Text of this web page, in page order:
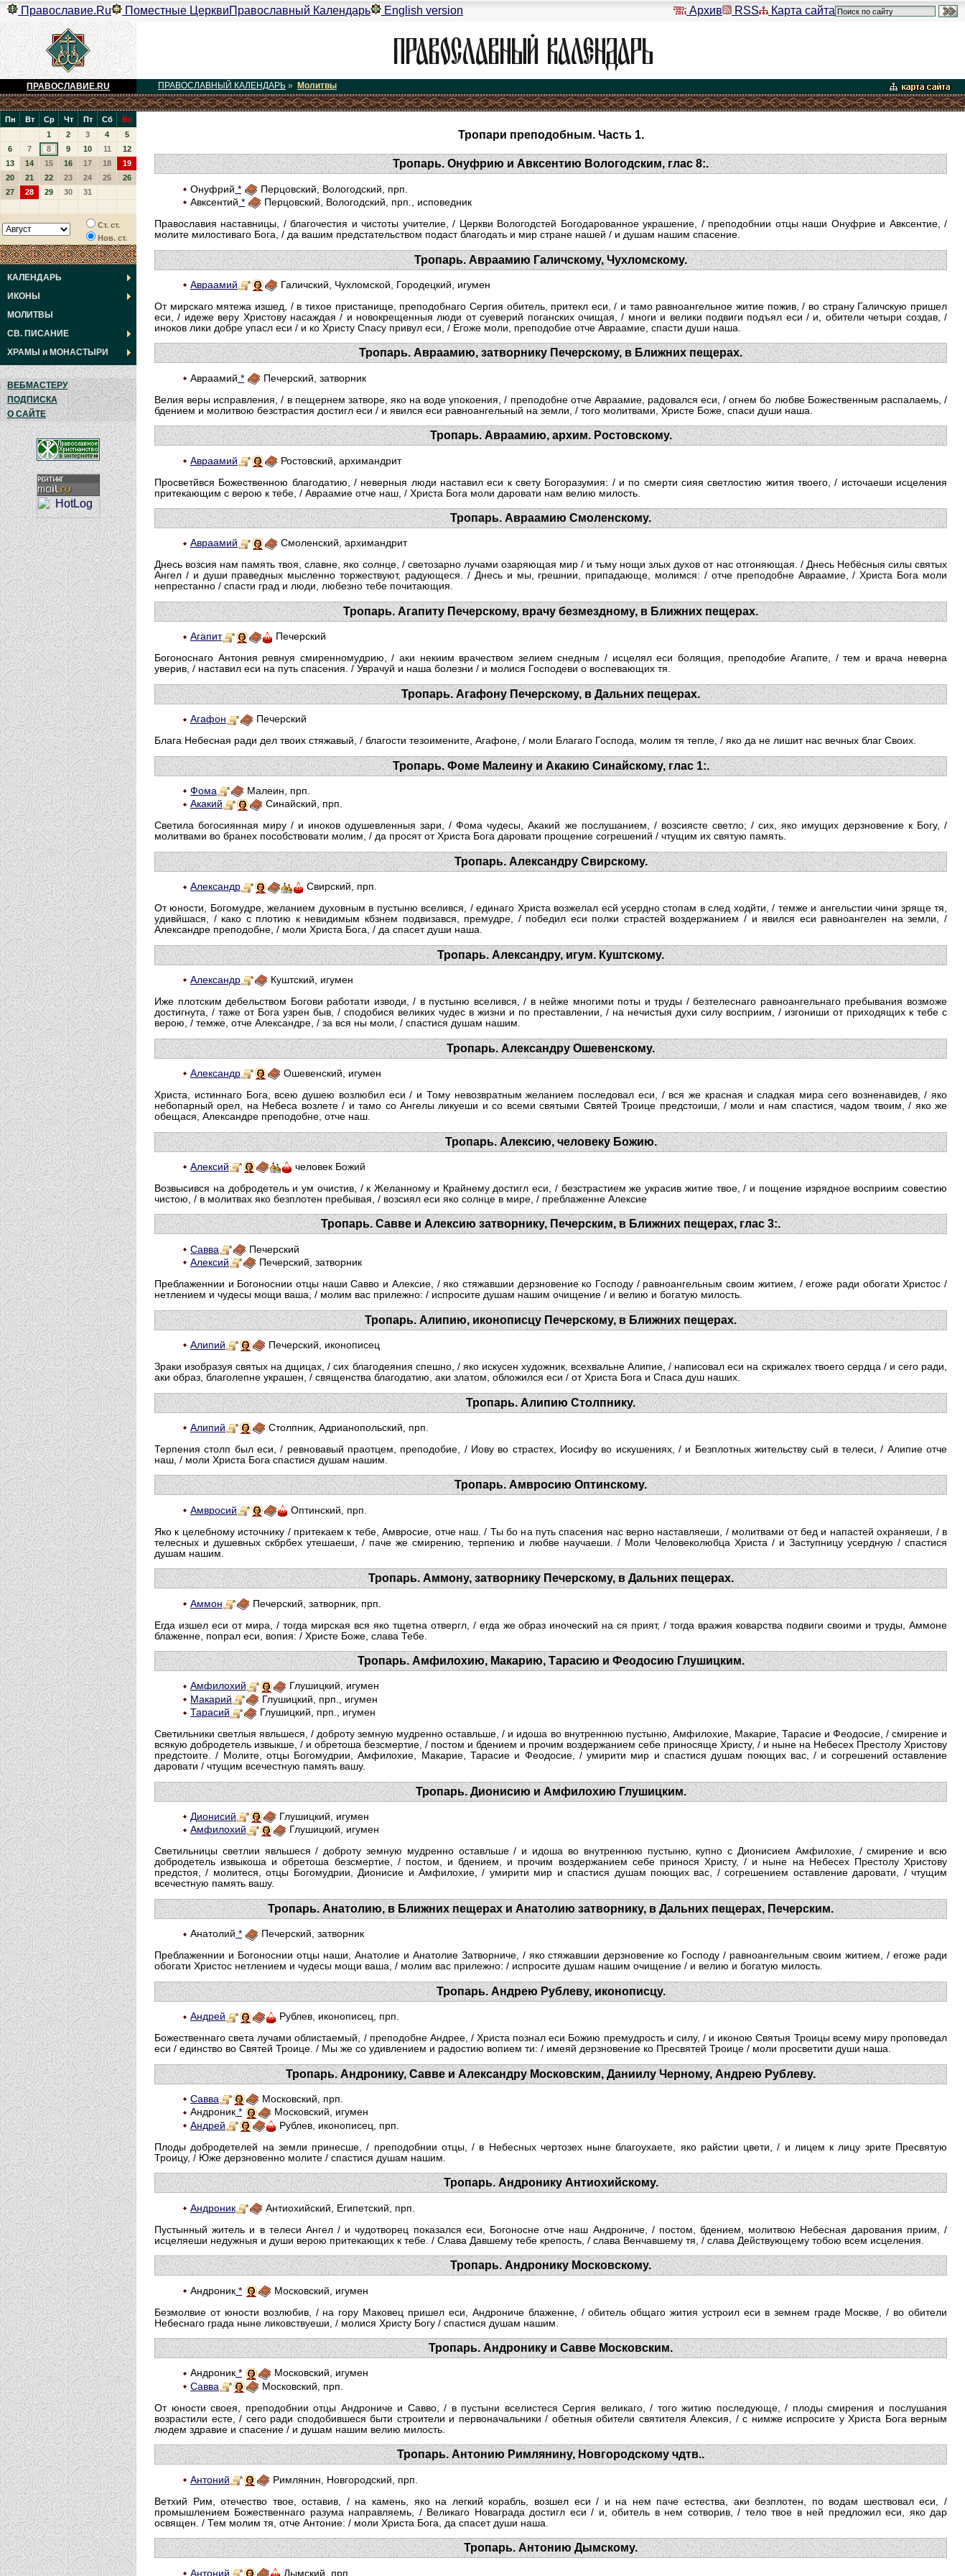
Архив RSS Карта сайта
Православие.Ru Поместные ЦерквиПравославный Календарь English version
ПРАВОСЛАВИЕ.RU ПРАВОСЛАВНЫЙ КАЛЕНДАРЬ » Молитвы
Пн Вт Ср Чт Пт Сб
Вс
1
2 3 4
5
6
7 8 9 10 11
12
13
14 15 16 17 18
19
20
21 22 23 24 25
26
27
28 29 30 31
Ст. ст.
Нов. ст.
КАЛЕНДАРЬ
ИКОНЫ
МОЛИТВЫ
СВ. ПИСАНИЕ
ХРАМЫ и МОНАСТЫРИ
ВЕБМАСТЕРУ
ПОДПИСКА
О САЙТЕ
Тропари преподобным. Часть 1.
Тропарь. Онуфрию и Авксентию Вологодским, глас 8:.
Онуфрий *
Перцовский, Вологодский, прп.
Авксентий *
Перцовский, Вологодский, прп., исповедник
Православия наставницы, / благоче­стия и чистоты учителие, / Церкви Вологодстей Богодарованное украшение, / преподобнии отцы наши Онуфрие и Авксентие, /
молите милостиваго Бога, / да вашим предстательством подаст благо­дать и мир стране нашей / и душам на­шим спасение.
Тропарь. Авраамию Галичскому, Чухломскому.
Авраамий
Галичский, Чухломской, Городецкий, игумен
От мирскаго мятежа изшед, / в тихое пристанище, преподобнаго Сергия обитель, притекл еси, / и тамо равноангельное житие пожив, / во страну Галичскую пришел
еси, / идеже веру Христову насаждая / и новокрещенныя люди от суеверий поганских очищая, / многи и велики подвиги подъял еси / и, обители четыри создав, /
иноков лики добре упасл еси / и ко Христу Спасу привул еси, / Егоже моли, преподобие отче Авраамие, спасти души наша.
Тропарь. Авраамию, затворнику Печерскому, в Ближних пещерах.
Авраамий *
Печерский, затворник
Велия веры исправления, / в пещернем затворе, яко на воде упокоения, / преподобне отче Авраамие, радовался еси, / огнем бо любве Божественным распалаемь, /
бдением и молитвою безстрастия достигл еси / и явился еси равноангельный на земли, / того молитвами, Христе Боже, спаси души наша.
Тропарь. Авраамию, архим. Ростовскому.
Авраамий
Ростовский, архимандрит
Просветйвся Божественною благодатию, / неверныя люди наставил еси к свету Богоразумия: / и по смерти сияя светлостию жития твоего, / источаеши исцеления
притекающим с верою к тебе, / Авраамие отче наш, / Христа Бога моли даровати нам велию милость.
Тропарь. Авраамию Смоленскому.
Авраамий
Смоленский, архимандрит
Днесь возсия нам память твоя, славне, яко солнце, / светозарно лучами озаряющая мир / и тьму нощи злых духов от нас отгоняющая. / Днесь Небёсныя силы святых
Ангел / и души праведных мысленно торжествуют, радующеся. / Днесь и мы, грешнии, припадающе, молимся: / отче преподобне Авраамие, / Христа Бога моли
непрестанно / спасти град и люди, любезно тебе почитающия.
Тропарь. Агапиту Печерскому, врачу безмездному, в Ближних пещерах.
Агапит
Печерский
Богоноснаго Антония ревнуя смиренномудрию, / аки некиим врачеством зелием снедным / исцелял еси болящия, преподобие Агапите, / тем и врача неверна
уверив, / наставил еси на путь спасения. / Уврачуй и наша болезни / и молися Господеви о воспевающих тя.
Тропарь. Агафону Печерскому, в Дальних пещерах.
Агафон
Печерский
Блага Небесная ради дел твоих стяжавый, / благости тезоимените, Агафоне, / моли Благаго Господа, молим тя тепле, / яко да не лишит нас вечных благ Своих.
Тропарь. Фоме Малеину и Акакию Синайскому, глас 1:.
Фома
Малеин, прп.
Акакий
Синайский, прп.
Светила богосиянная миру / и ино­ков одушевленныя зари, / Фома чудесы, Акакий же послушанием, / возсиясте светло; / сих, яко имущих дерзновение к Богу, /
молитвами во бранех пособствовати молим, / да просят от Христа Бога даровати прощение согрешений / чтущим их святую память.
Тропарь. Александру Свирскому.
Александр
Свирский, прп.
От юности, Богомудре, желанием духовным в пустыню вселився, / единаго Христа возжелал есй усердно стопам в след ходйти, / темже и ангельстии чини зряще тя,
удивйшася, / како с плотию к невидимым кбзнем подвизався, премудре, / победил еси полки страстей воздержанием / и явился еси равноангелен на земли, /
Александре преподобне, / моли Христа Бога, / да спасет души наша.
Тропарь. Александру, игум. Куштскому.
Александр
Куштский, игумен
Иже плотским дебельством Богови работати изводи, / в пустыню вселився, / в нейже многими поты и труды / безтелеснаго равноангельнаго пребывания возможе
достигнута, / таже от Бога узрен быв, / сподобися великих чудес в жизни и по преставлении, / на нечистыя духи силу восприим, / изгониши от приходящих к тебе с
верою, / темже, отче Александре, / за вся ны моли, / спастися душам нашим.
Тропарь. Александру Ошевенскому.
Александр
Ошевенский, игумен
Христа, истиннаго Бога, всею душею возлюбил еси / и Тому невозвратным желанием последовал еси, / вся же красная и сладкая мира сего возненавидев, / яко
небопарный орел, на Небеса возлете / и тамо со Ангелы ликуеши и со всеми святыми Святей Троице предстоиши, / моли и нам спастися, чадом твоим, / яко же
обещася, Александре преподобне, отче наш.
Тропарь. Алексию, человеку Божию.
Алексий
человек Божий
Возвысився на добродетель и ум очистив, / к Желанному и Крайнему достигл еси, / безстрастием же украсив житие твое, / и пощение изрядное восприим совестию
чистою, / в молитвах яко безплотен пребывая, / возсиял еси яко солнце в мире, / преблаженне Алексие
Тропарь. Савве и Алексию затворнику, Печерским, в Ближних пещерах, глас 3:.
Савва
Печерский
Алексий
Печерский, затворник
Преблаженнии и Богоноснии отцы наши Савво и Алексие, / яко стяжавшии дерзновение ко Господу / равноангельным своим житием, / егоже ради обогати Христос /
нетлением и чудесы мощи ваша, / молим вас прилежно: / испросите душам нашим очищение / и велию и богатую милость.
Тропарь. Алипию, иконописцу Печерскому, в Ближних пещерах.
Алипий
Печерский, иконописец
Зраки изобразуя святых на дщицах, / сих благодеяния спешно, / яко искусен художник, всехвальне Алипие, / написовал еси на скрижалех твоего сердца / и сего ради,
аки образ, благолепне украшен, / священства благодатию, аки златом, обложился еси / от Христа Бога и Спаса душ наших.
Тропарь. Алипию Столпнику.
Алипий
Столпник, Адрианопольский, прп.
Терпения столп был еси, / ревновавый праотцем, преподобие, / Иову во страстех, Иосифу во искушениях, / и Безплотных жительству сый в телеси, / Алипие отче
наш, / моли Христа Бога спастися душам нашим.
Тропарь. Амвросию Оптинскому.
Амвросий
Оптинский, прп.
Яко к целебному источнику / притекаем к тебе, Амвросие, отче наш. / Ты бо на путь спасения нас верно наставляеши, / молитвами от бед и напастей охраняеши, / в
телесных и душевных скбрбех утешаеши, / паче же смирению, терпению и любве научаеши. / Моли Человеколюбца Христа / и Заступницу усердную / спастися
душам нашим.
Тропарь. Аммону, затворнику Печерскому, в Дальних пещерах.
Аммон
Печерский, затворник, прп.
Егда изшел еси от мира, / тогда мирская вся яко тщетна отвергл, / егда же образ иноческий на ся прият, / тогда вражия коварства подвиги своими и труды, Аммоне
блаженне, попрал еси, вопия: / Христе Боже, слава Тебе.
Тропарь. Амфилохию, Макарию, Тарасию и Феодосию Глушицким.
Амфилохий
Глушицкий, игумен
Макарий
Глушицкий, прп., игумен
Тарасий
Глушицкий, прп., игумен
Светильники светлыя явльшеся, / доброту земную мудренно оставльше, / и идоша во внутреннюю пустыню, Амфилохие, Макарие, Тарасие и Феодосие, / смирение и
всякую добродетель извыкше, / и обретоша безсмертие, / постом и бдением и прочим воздержанием себе приносяще Христу, / и ныне на Небесех Престолу Христову
предстоите. / Молите, отцы Богомудрии, Амфилохие, Макарие, Тарасие и Феодосие, / умирити мир и спастися душам поющих вас, / и согрешений оставление
даровати / чтущим всечестную память вашу.
Тропарь. Дионисию и Амфилохию Глушицким.
Дионисий
Глушицкий, игумен
Амфилохий
Глушицкий, игумен
Светильницы светлии явльшеся / доброту земную мудренно оставльше / и идоша во внутреннюю пустыню, купно с Дионисием Амфилохие, / смирение и всю
добродетель извыкоша и обретоша безсмертие, / постом, и бдением, и прочим воздержанием себе принося Христу, / и ныне на Небесех Престолу Христову
предстоя, / молитеся, отцы Богомудрии, Дионисие и Амфилохие, / умирити мир и спастися душам поющих вас, / согрешением оставление даровати, / чтущим
всечестную память вашу.
Тропарь. Анатолию, в Ближних пещерах и Анатолию затворнику, в Дальних пещерах, Печерским.
Анатолий *
Печерский, затворник
Преблаженнии и Богоноснии отцы наши, Анатолие и Анатолие Затворниче, / яко стяжавшии дерзновение ко Гос­поду / равноангельным своим житием, / егоже ради
обогати Христос нетлением и чудесы мощи ваша, / молим вас прилежно: / испросите душам нашим очищение / и велию и богатую милость.
Тропарь. Андрею Рублеву, иконописцу.
Андрей
Рублев, иконописец, прп.
Божественнаго света лучами облистаемый, / преподобне Андрее, / Христа познал еси Божию премудрость и силу, / и иконою Святыя Троицы всему миру проповедал
еси / единство во Святей Троице. / Мы же со удивлением и радостию вопием ти: / имеяй дерзновение ко Пресвятей Троице / моли просветити души наша.
Тропарь. Андронику, Савве и Александру Московским, Даниилу Черному, Андрею Рублеву.
Савва
Московский, прп.
Андроник *
Московский, игумен
Андрей
Рублев, иконописец, прп.
Плоды добродетелей на земли принесше, / преподобнии отцы, / в Небесных чертозех ныне благоухаете, яко райстии цвети, / и лицем к лицу зрите Пресвятую
Троицу, / Юже дерзновенно молите / спастися душам нашим.
Тропарь. Андронику Антиохийскому.
Андроник
Антиохийский, Египетский, прп.
Пустынный житель и в телеси Ангел / и чудотворец показался еси, Богоносне отче наш Андрониче, / постом, бдением, молитвою Небесная дарования приим, /
исцеляеши недужныя и души верою притекающих к тебе. / Слава Давшему тебе крепость, / слава Венчавшему тя, / слава Действующему тобою всем исцеления.
Тропарь. Андронику Московскому.
Андроник *
Московский, игумен
Безмолвие от юности возлюбив, / на гору Маковец пришел еси, Андрониче блаженне, / обитель общаго жития устроил еси в земнем граде Москве, / во обители
Небеснаго града ныне ликовствуеши, / молися Христу Богу / спастися душам нашим.
Тропарь. Андронику и Савве Московским.
Андроник *
Московский, игумен
Савва
Московский, прп.
От юности своея, преподобнии отцы Андрониче и Савво, / в пустыни вселистеся Сергия великаго, / того житию последующе, / плоды смирения и послушания
возрастили есте, / сего ради сподобившеся быти строители и первоначальники / обетныя обители святителя Алексия, / с нимже испросите у Христа Бога верным
людем здравие и спасение / и душам нашим велию милость.
Тропарь. Антонию Римлянину, Новгородскому чдтв..
Антоний
Римлянин, Новгородский, прп.
Ветхий Рим, отечество твое, оставив, / на камень, яко на легкий корабль, возшел еси / и на нем паче естества, аки безплотен, по водам шествовал еси, /
промышлением Божественнаго разума направляемь, / Великаго Новаграда достигл еси / и, обитель в нем сотворив, / тело твое в ней предложил еси, яко дар
освящен. / Тем молим тя, отче Антоние: / моли Христа Бога, да спасет души наша.
Тропарь. Антонию Дымскому.
Антоний Дымский, прп.